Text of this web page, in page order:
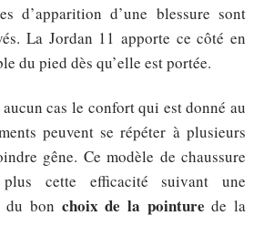
d’apparition d’une blessure sont
La Jordan 11 apporte ce côté en
du pied dès qu’elle est portée.
cas le confort qui est donné au
peuvent se répéter à plusieurs
gêne. Ce modèle de chaussure
plus cette efficacité suivant une
du bon choix de la pointure de la